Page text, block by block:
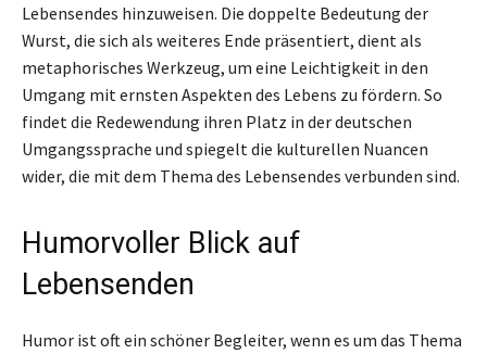
Lebensendes hinzuweisen. Die doppelte Bedeutung der
Wurst, die sich als weiteres Ende präsentiert, dient als
metaphorisches Werkzeug, um eine Leichtigkeit in den
Umgang mit ernsten Aspekten des Lebens zu fördern. So
findet die Redewendung ihren Platz in der deutschen
Umgangssprache und spiegelt die kulturellen Nuancen
wider, die mit dem Thema des Lebensendes verbunden sind.
Humorvoller Blick auf
Lebensenden
Humor ist oft ein schöner Begleiter, wenn es um das Thema